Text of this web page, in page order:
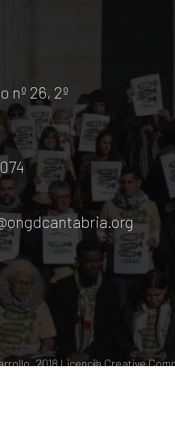
nº 26, 2º
2018Licencia Creative